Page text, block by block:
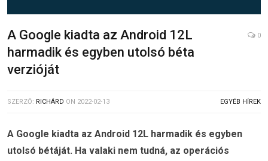
A Google kiadta az Android 12L
harmadik és egyben utolsó béta
verzióját
0
SZERZŐ: RICHÁRD ON 2022-02-13 EGYÉB HÍREK
A Google kiadta az Android 12L harmadik és egyben
utolsó bétáját. Ha valaki nem tudná, az operációs